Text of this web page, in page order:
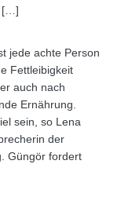
[…]
jede achte Person
Fettleibigkeit
auch nach
Ernährung.
sein, so Lena
der
Güngör fordert